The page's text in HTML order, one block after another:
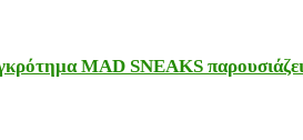
MAD SNEAKS